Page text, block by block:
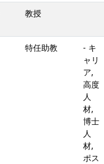
教授
特任助教
- キ
ャリ
ア,
高度
人
材,
博士
人
材,
ポス